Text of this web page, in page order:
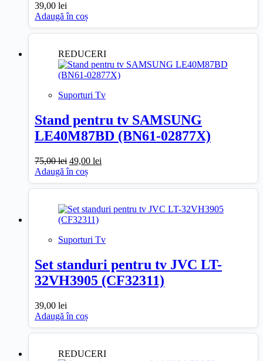
39,00 lei
Adaugă în coș
REDUCERI
Suporturi Tv
Stand pentru tv SAMSUNG
LE40M87BD (BN61-02877X)
75,00lei Prețul
inițial
a
fost:
49,00 lei
este:
49,00 lei.
Adaugă în coș
Suporturi Tv
Set standuri pentru tv JVC LT-
32VH3905 (CF32311)
39,00 lei
Adaugă în coș
REDUCERI